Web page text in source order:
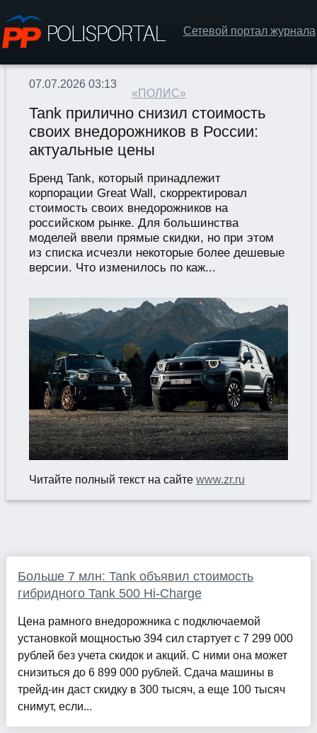
Сетевой портал журнала
«ПОЛИС»
07.07.2026 03:13
Tank прилично снизил стоимость
своих внедорожников в России:
актуальные цены
Бренд Tank, который принадлежит
корпорации Great Wall, скорректировал
стоимость своих внедорожников на
российском рынке. Для большинства
моделей ввели прямые скидки, но при этом
из списка исчезли некоторые более дешевые
версии. Что изменилось по каж...
Читайте полный текст на сайте www.zr.ru
Больше 7 млн: Tank объявил стоимость
гибридного Tank 500 Hi-Charge
Цена рамного внедорожника с подключаемой
установкой мощностью 394 сил стартует с 7 299 000
рублей без учета скидок и акций. С ними она может
снизиться до 6 899 000 рублей. Сдача машины в
трейд-ин даст скидку в 300 тысяч, а еще 100 тысяч
снимут, если...